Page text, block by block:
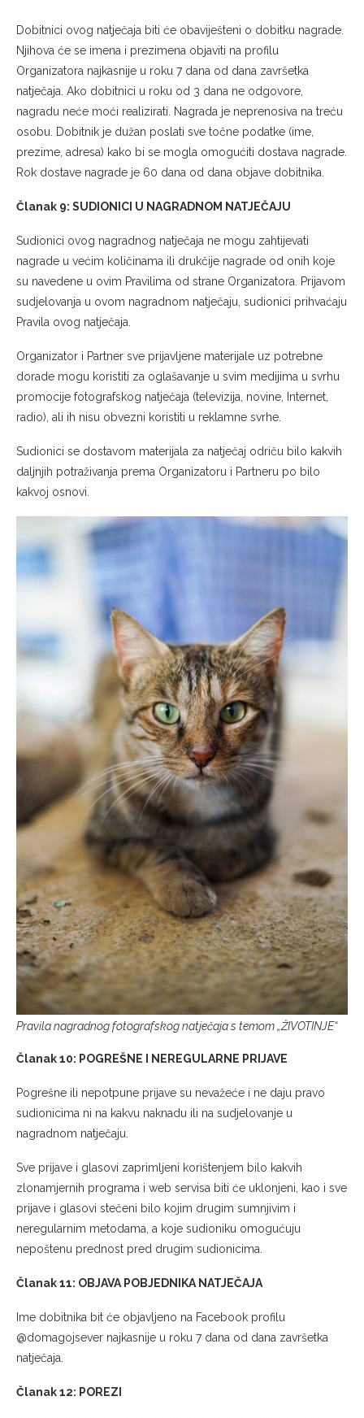
Dobitnici ovog natječaja biti će obaviješteni o dobitku nagrade.
Njihova će se imena i prezimena objaviti na profilu
Organizatora najkasnije u roku 7 dana od dana završetka
natječaja. Ako dobitnici u roku od 3 dana ne odgovore,
nagradu neće moći realizirati. Nagrada je neprenosiva na treću
osobu. Dobitnik je dužan poslati sve točne podatke (ime,
prezime, adresa) kako bi se mogla omogućiti dostava nagrade.
Rok dostave nagrade je 60 dana od dana objave dobitnika.
Članak 9: SUDIONICI U NAGRADNOM NATJEČAJU
Sudionici ovog nagradnog natječaja ne mogu zahtijevati
nagrade u većim količinama ili drukčije nagrade od onih koje
su navedene u ovim Pravilima od strane Organizatora. Prijavom
sudjelovanja u ovom nagradnom natječaju, sudionici prihvaćaju
Pravila ovog natječaja.
Organizator i Partner sve prijavljene materijale uz potrebne
dorade mogu koristiti za oglašavanje u svim medijima u svrhu
promocije fotografskog natječaja (televizija, novine, Internet,
radio), ali ih nisu obvezni koristiti u reklamne svrhe.
Sudionici se dostavom materijala za natječaj odriču bilo kakvih
daljnjih potraživanja prema Organizatoru i Partneru po bilo
kakvoj osnovi.
Pravila nagradnog fotografskog natječaja s temom „ŽIVOTINJE“
Članak 10: POGREŠNE I NEREGULARNE PRIJAVE
Pogrešne ili nepotpune prijave su nevažeće i ne daju pravo
sudionicima ni na kakvu naknadu ili na sudjelovanje u
nagradnom natječaju.
Sve prijave i glasovi zaprimljeni korištenjem bilo kakvih
zlonamjernih programa i web servisa biti će uklonjeni, kao i sve
prijave i glasovi stečeni bilo kojim drugim sumnjivim i
neregularnim metodama, a koje sudioniku omogućuju
nepoštenu prednost pred drugim sudionicima.
Članak 11: OBJAVA POBJEDNIKA NATJEČAJA
Ime dobitnika bit će objavljeno na Facebook profilu
@domagojsever najkasnije u roku 7 dana od dana završetka
natječaja.
Članak 12: POREZI